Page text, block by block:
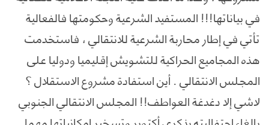
في بياناتها!!! المستفيد الشرعية وحكومتها فالفعالية
تأتي في إطار محاربة الشرعية للانتقالي ، فاستخدمت
هذه المجاميع الحراكية للتشويش إقليميا ودوليا على
المجلس الانتقالي . أين استفادة مشروع الاستقلال ؟
لاشي إلا دغدغة العواطف!! المجلس الانتقالي الجنوبي